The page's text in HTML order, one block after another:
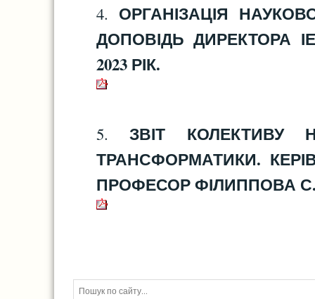
4. ОРГАНІЗАЦІЯ
ДОПОВІДЬ ДИРЕКТОРА
2023 РІК.
5.ЗВІТ КОЛЕКТИВУ
ТРАНСФОРМАТИКИ.
ПРОФЕСОР ФІЛИППОВА